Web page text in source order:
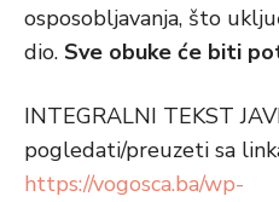
osposobljavanja, što
dio. Sve obuke će biti
INTEGRALNI TEKST
pogledati/preuzeti sa
https://vogosca.ba/wp-